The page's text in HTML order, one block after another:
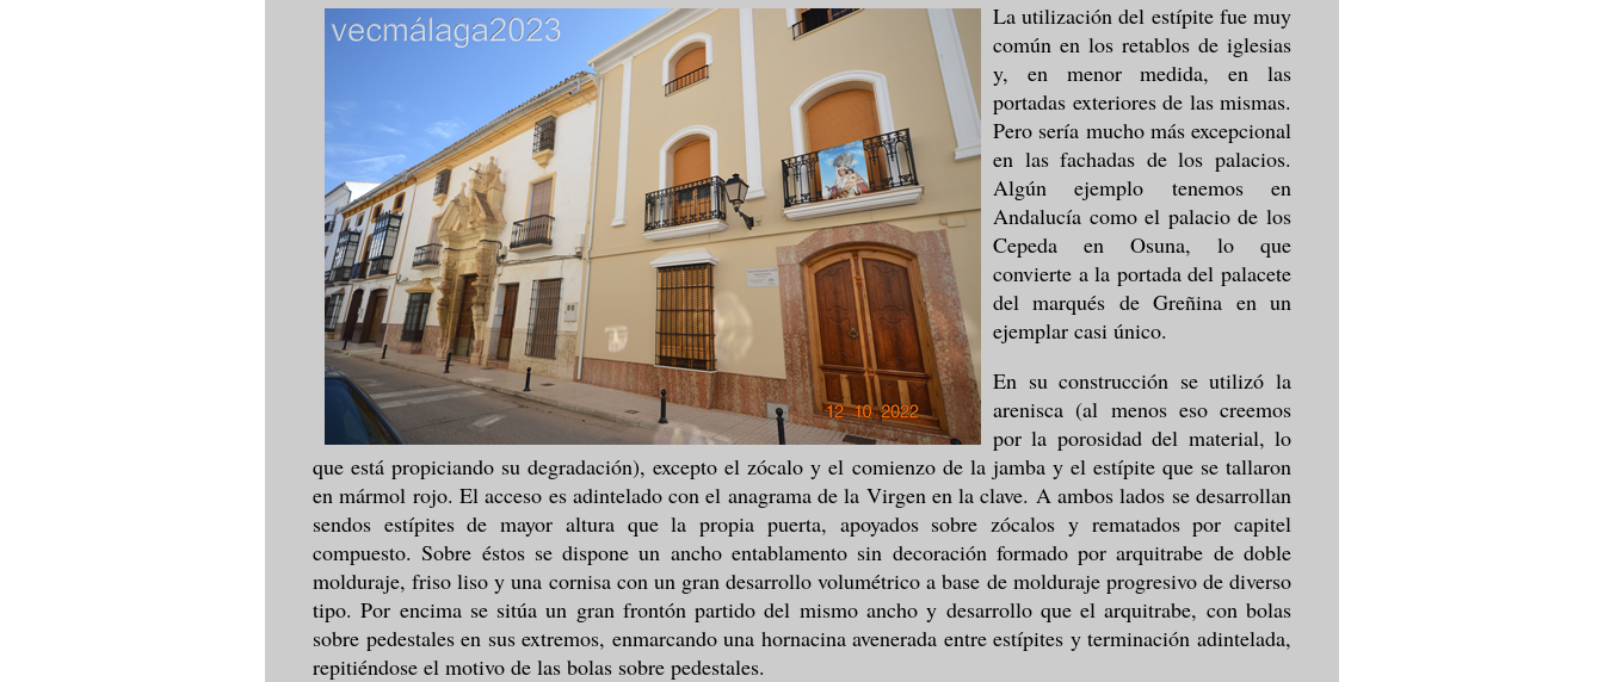
La utilización del estípite fue muy
común en los retablos de iglesias
y, en menor medida, en las
portadas exteriores de las mismas.
Pero sería mucho más excepcional
en las fachadas de los palacios.
Algún ejemplo tenemos en
Andalucía como el palacio de los
Cepeda en Osuna, lo que
convierte a la portada del palacete
del marqués de Greñina en un
ejemplar casi único.
En su construcción se utilizó la
arenisca (al menos eso creemos
por la porosidad del material, lo
que está propiciando su degradación), excepto el zócalo y el comienzo de la jamba y el estípite que se tallaron
en mármol rojo. El acceso es adintelado con el anagrama de la Virgen en la clave. A ambos lados se desarrollan
sendos estípites de mayor altura que la propia puerta, apoyados sobre zócalos y rematados por capitel
compuesto. Sobre éstos se dispone un ancho entablamento sin decoración formado por arquitrabe de doble
molduraje, friso liso y una cornisa con un gran desarrollo volumétrico a base de molduraje progresivo de diverso
tipo. Por encima se sitúa un gran frontón partido del mismo ancho y desarrollo que el arquitrabe, con bolas
sobre pedestales en sus extremos, enmarcando una hornacina avenerada entre estípites y terminación adintelada,
repitiéndose el motivo de las bolas sobre pedestales.